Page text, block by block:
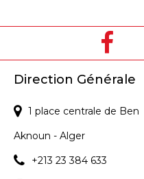
Direction Générale
1 place centrale de Ben
Aknoun - Alger
+213 23 384 633